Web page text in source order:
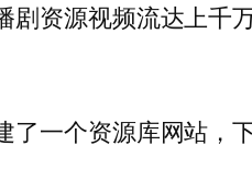
资源视频流达上千
了一个资源库网站，